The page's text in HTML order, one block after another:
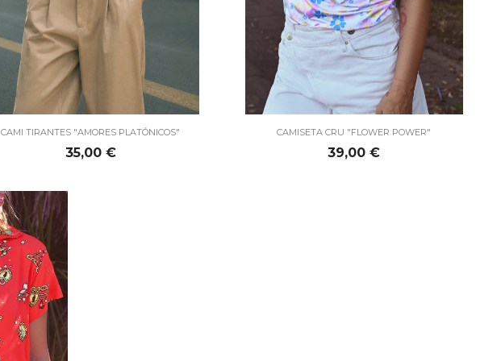
CAMI TIRANTES "AMORES PLATÓNICOS"
Precio
35,00 €
Vista rápida CAMISETA CRU "FLOWER POWER"
Precio
39,00 €
Vista rápida